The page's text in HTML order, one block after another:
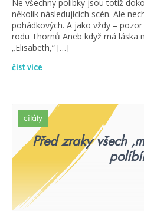
Ne všechny polibky jsou totiž
několik následujících scén. Ale
pohádkových. A jako vždy –
rodu Thornů Aneb když má láska
„Elisabeth,“ […]
číst více
citáty
Před zraky všech